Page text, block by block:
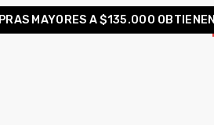
MAYORES A $135.000 OBTIENEN